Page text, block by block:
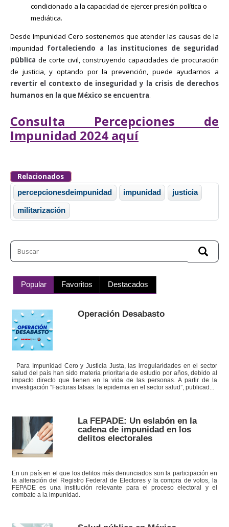
condicionado a la capacidad de ejercer presión política o
mediática.
Desde Impunidad Cero sostenemos que atender las causas de la
impunidad fortaleciendo a las instituciones de seguridad
pública de corte civil, construyendo capacidades de procuración
de justicia, y optando por la prevención, puede ayudarnos a
revertir el contexto de inseguridad y la crisis de derechos
humanos en la que México se encuentra.
Consulta Percepciones de
Impunidad 2024 aquí
Relacionados
percepcionesdeimpunidad impunidad justicia
militarización
Popular Favoritos Destacados
Operación Desabasto
Para Impunidad Cero y Justicia Justa, las irregularidades en el sector
salud del país han sido materia prioritaria de estudio por años, debido al
impacto directo que tienen en la vida de las personas. A partir de la
investigación “Facturas falsas: la epidemia en el sector salud”, publicad...
La FEPADE: Un eslabón en la
cadena de impunidad en los
delitos electorales
En un país en el que los delitos más denunciados son la participación en
la alteración del Registro Federal de Electores y la compra de votos, la
FEPADE es una institución relevante para el proceso electoral y el
combate a la impunidad.